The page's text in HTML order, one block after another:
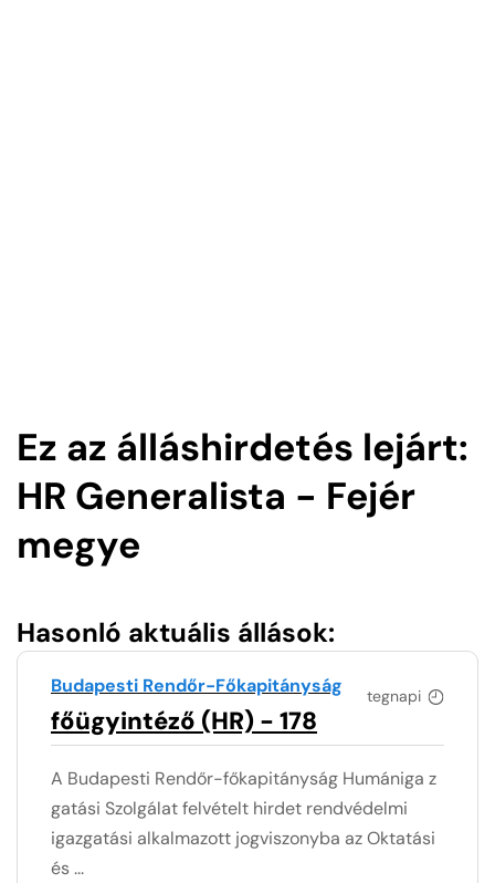
Ez az álláshirdetés lejárt:
HR Generalista - Fejér
megye
Hasonló aktuális állások:
tegnapi
Budapesti Rendőr-Főkapitányság
főügyintéző (HR) - 178
A Budapesti Rendőr-főkapitányság Humániga z
gatási Szolgálat felvételt hirdet rendvédelmi
igazgatási alkalmazott jogviszonyba az Oktatási
és ...